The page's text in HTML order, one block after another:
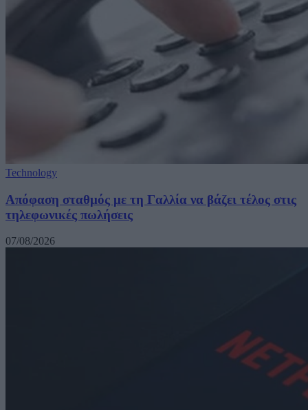
Technology
Απόφαση σταθμός με τη Γαλλία να βάζει τέλος στις
τηλεφωνικές πωλήσεις
07/08/2026